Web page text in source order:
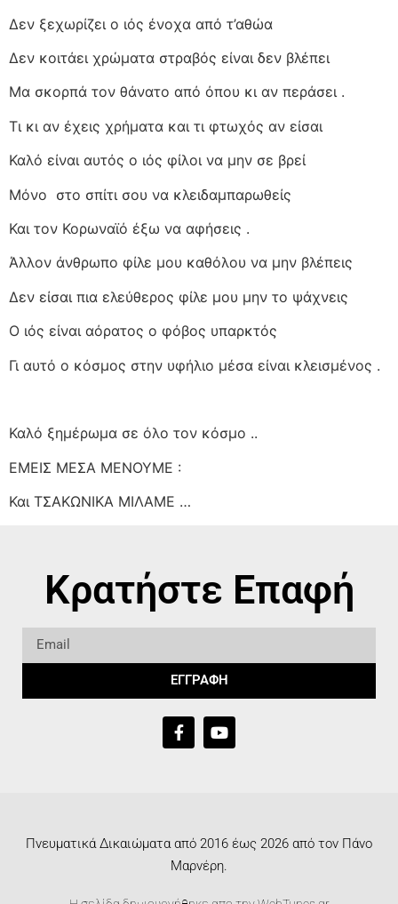
Δεν ξεχωρίζει ο ιός ένοχα από τ’αθώα
Δεν κοιτάει χρώματα στραβός είναι δεν βλέπει
Μα σκορπά τον θάνατο από όπου κι αν περάσει .
Τι κι αν έχεις χρήματα και τι φτωχός αν είσαι
Καλό είναι αυτός ο ιός φίλοι να μην σε βρεί
Μόνο στο σπίτι σου να κλειδαμπαρωθείς
Και τον Κορωναϊό έξω να αφήσεις .
Άλλον άνθρωπο φίλε μου καθόλου να μην βλέπεις
Δεν είσαι πια ελεύθερος φίλε μου μην το ψάχνεις
Ο ιός είναι αόρατος ο φόβος υπαρκτός
Γι αυτό ο κόσμος στην υφήλιο μέσα είναι κλεισμένος .
Καλό ξημέρωμα σε όλο τον κόσμο ..
ΕΜΕΙΣ ΜΕΣΑ ΜΕΝΟΥΜΕ :
Και ΤΣΑΚΩΝΙΚΑ ΜΙΛΑΜΕ …
Κρατήστε Επαφή
ΕΓΓΡΑΦΗ
Πνευματικά Δικαιώματα από 2016 έως 2026 από τον Πάνο
Μαρνέρη.